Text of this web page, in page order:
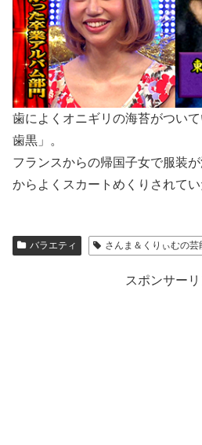
歯によくオニギリの海苔がつい
歯黒」。
フランスからの帰国子女で服装
からよくスカートめくりされてい
バラエティ さんま＆くりぃむの芸
スポンサーリ